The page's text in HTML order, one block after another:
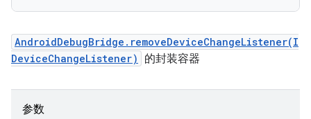
AndroidDebugBridge.removeDeviceChangeListener(I
DeviceChangeListener)
的封装容器
参数